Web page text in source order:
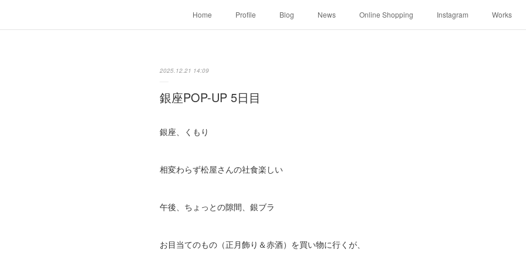
Home Profile Blog News Online Shopping Instagram Works
2025.12.21 14:09
銀座POP-UP 5日目
銀座、くもり
相変わらず松屋さんの社食楽しい
午後、ちょっとの隙間、銀ブラ
お目当てのもの（正月飾り＆赤酒）を買い物に行くが、